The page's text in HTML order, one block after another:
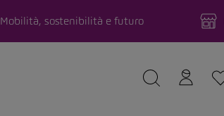
Mobilità, sostenibilità e futuro